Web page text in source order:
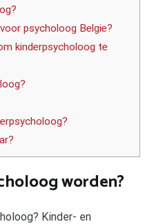
psycholoog Belgie?
kinderpsycholoog te
worden?
Kinder- en